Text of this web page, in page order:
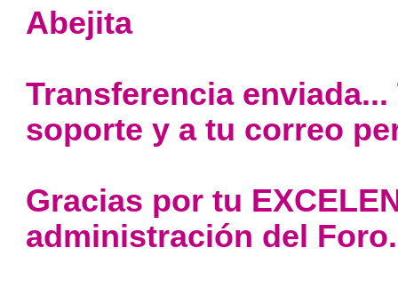
Abejita
Transferencia
soporte y a tu correo
Gracias por tu
administración del Foro.